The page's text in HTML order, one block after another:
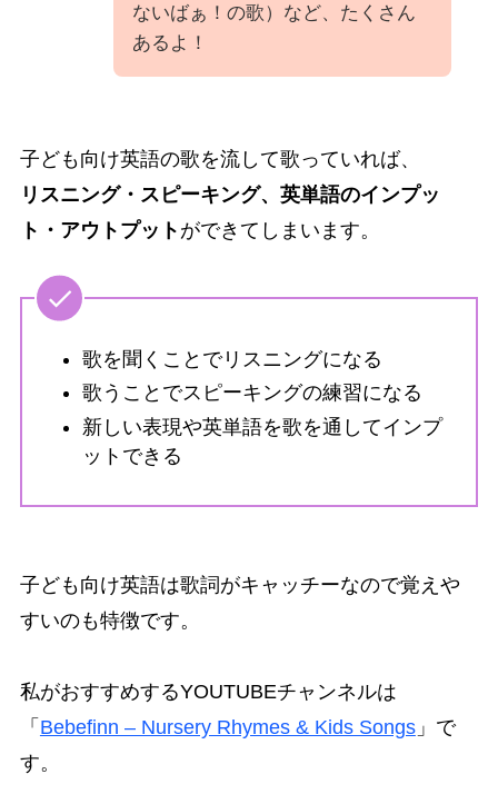
ないばぁ！の歌）など、たくさん
あるよ！
子ども向け英語の歌を流して歌っていれば、
リスニング・スピーキング、英単語のインプッ
ト・アウトプット ができてしまいます。
歌を聞くことでリスニングになる
歌うことでスピーキングの練習になる
新しい表現や英単語を歌を通してインプ
ットできる
子ども向け英語は歌詞がキャッチーなので覚えや
すいのも特徴です。
私がおすすめするYOUTUBEチャンネルは
「 Bebefinn – Nursery Rhymes & Kids Songs」で
す。